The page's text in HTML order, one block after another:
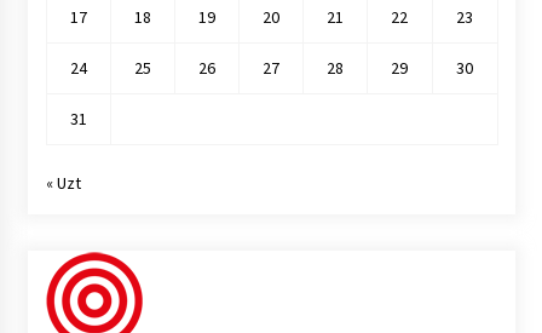
17 18 19 20 21 22 23
24 25 26 27 28 29 30
31
« Uzt